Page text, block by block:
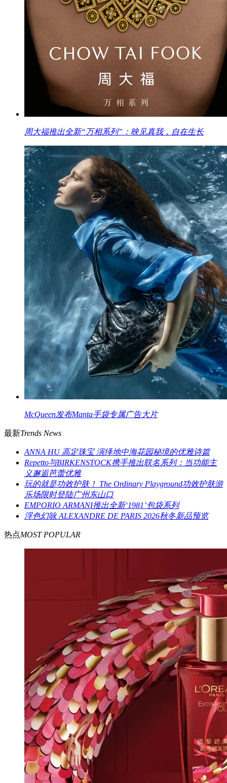
周大福推出全新“万相系列”：映见真我，自在生长
McQueen发布Manta手袋专属广告大片
最新Trends News
ANNA HU 高定珠宝 演绎地中海花园秘境的优雅诗篇
Repetto与BIRKENSTOCK携手推出联名系列：当功能主
义邂逅芭蕾优雅
玩的就是功效护肤！ The Ordinary Playground功效护肤游
乐场限时登陆广州东山口
EMPORIO ARMANI推出全新‘1981’包袋系列
浮色幻咏 ALEXANDRE DE PARIS 2026秋冬新品预览
热点MOST POPULAR